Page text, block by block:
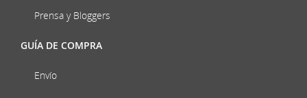
Prensa y Bloggers
GUÍA DE COMPRA
Envío